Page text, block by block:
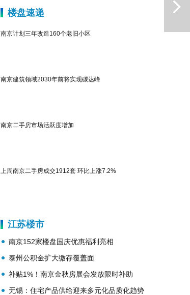
楼盘速递
南京计划三年改造160个老旧小区
南京建筑领域2030年前将实现碳达峰
南京二手房市场活跃度增加
上周南京二手房成交1912套 环比上涨7.2%
江苏楼市
南京152家楼盘国庆优惠福利亮相
泰州公积金扩大缴存覆盖面
补贴1%！南京金秋房展会发放限时补助
无锡：住宅产品供给迎来多元化品质化趋势